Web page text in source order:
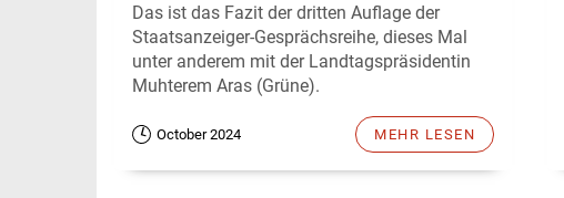
Das ist das Fazit der dritten Auflage der
Staatsanzeiger-Gesprächsreihe, dieses Mal
unter anderem mit der Landtagspräsidentin
Muhterem Aras (Grüne).
October 2024 MEHR LESEN